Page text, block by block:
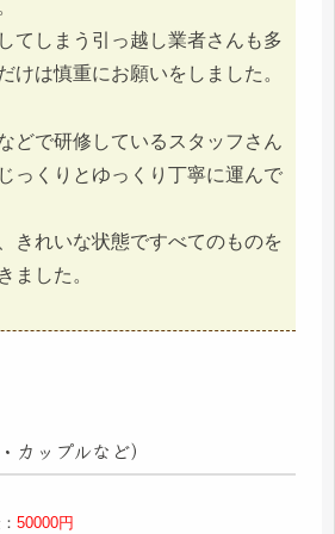
てしまう引っ越し業者さんも多
けは慎重にお願いをしました。
どで研修しているスタッフさん
っくりとゆっくり丁寧に運んで
きれいな状態ですべてのものを
ました。
カップルなど）
50000円